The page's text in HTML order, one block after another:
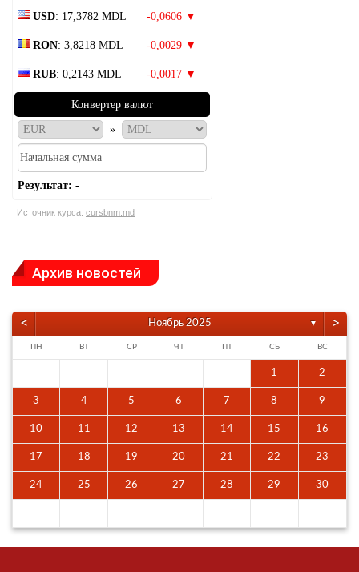
USD: 17,3782 MDL -0,0606 ▼
RON: 3,8218 MDL -0,0029 ▼
RUB: 0,2143 MDL -0,0017 ▼
Конвертер валют
»
Результат: -
Источник курса: cursbnm.md
Архив новостей
< Ноябрь 2025 ▼ >
ПН ВТ СР ЧТ ПТ СБ ВС
1 2
3 4 5 6 7 8 9
10 11 12 13 14 15 16
17 18 19 20 21 22 23
24 25 26 27 28 29 30